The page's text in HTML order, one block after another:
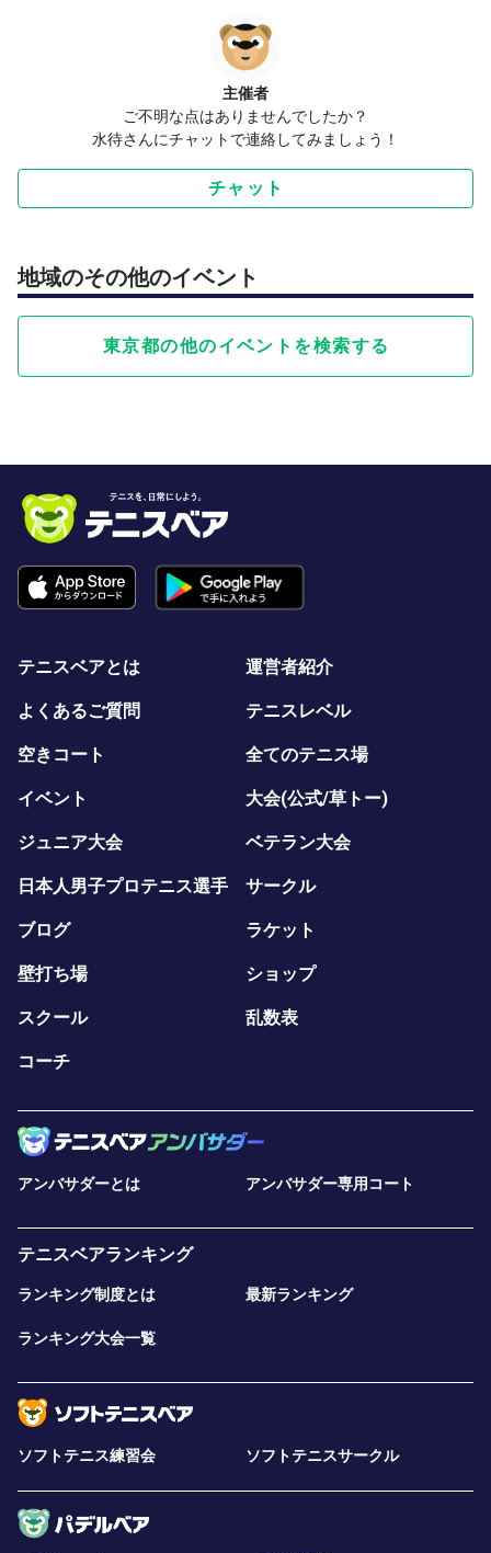
主催者
ご不明な点はありませんでしたか？
水待さんにチャットで連絡してみましょう！
チャット
地域のその他のイベント
東京都の他のイベントを検索する
テニスベアとは 運営者紹介
よくあるご質問 テニスレベル
空きコート 全てのテニス場
イベント 大会(公式/草トー)
ジュニア大会 ベテラン大会
日本人男子プロテニス選手 サークル
ブログ ラケット
壁打ち場 ショップ
スクール 乱数表
コーチ
アンバサダーとは アンバサダー専用コート
テニスベアランキング
ランキング制度とは 最新ランキング
ランキング大会一覧
ソフトテニス練習会 ソフトテニスサークル